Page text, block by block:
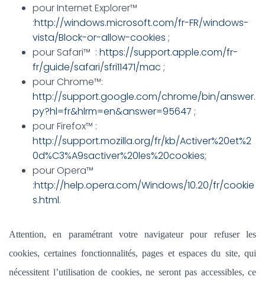
pour Internet Explorer™
:http://windows.microsoft.com/fr-FR/windows-
vista/Block-or-allow-cookies ;
pour Safari™ : https://support.apple.com/fr-
fr/guide/safari/sfri11471/mac ;
pour Chrome™:
http://support.google.com/chrome/bin/answer.
py?hl=fr&hlrm=en&answer=95647 ;
pour Firefox™ :
http://support.mozilla.org/fr/kb/Activer%20et%2
0d%C3%A9sactiver%20les%20cookies;
pour Opera™
:http://help.opera.com/Windows/10.20/fr/cookie
s.html.
Attention, en paramétrant votre navigateur pour refuser les
cookies, certaines fonctionnalités, pages et espaces du site, qui
nécessitent l’utilisation de cookies, ne seront pas accessibles, ce